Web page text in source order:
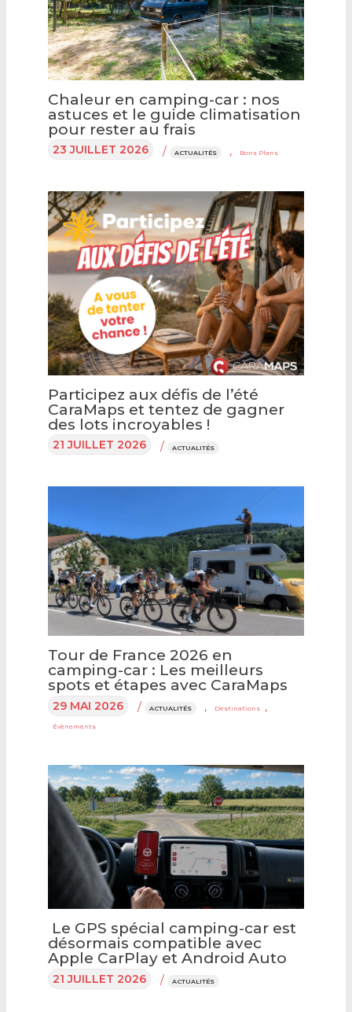
Chaleur en camping-car : nos
astuces et le guide climatisation
pour rester au frais
23 JUILLET 2026 / ACTUALITÉS , Bons Plans
Participez aux défis de l’été
CaraMaps et tentez de gagner
des lots incroyables !
21 JUILLET 2026 / ACTUALITÉS
Tour de France 2026 en
camping-car : Les meilleurs
spots et étapes avec CaraMaps
29 MAI 2026 / ACTUALITÉS , Destinations ,
Évènements
Le GPS spécial camping-car est
désormais compatible avec
Apple CarPlay et Android Auto
21 JUILLET 2026 / ACTUALITÉS